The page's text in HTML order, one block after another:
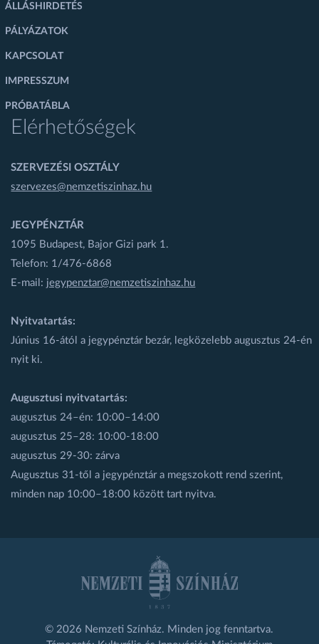
ÁLLÁSHIRDETÉS
PÁLYÁZATOK
KAPCSOLAT
IMPRESSZUM
PRÓBATÁBLA
Elérhetőségek
SZERVEZÉSI OSZTÁLY
szervezes@nemzetiszinhaz.hu
JEGYPÉNZTÁR
1095 Budapest, Bajor Gizi park 1.
Telefon: 1/476-6868
E-mail: jegypenztar@nemzetiszinhaz.hu
Nyitvatartás:
Június 16-ától a jegypénztár bezár, legközelebb augusztus 24-én
nyit ki.
Augusztusi nyitvatartás:
augusztus 24–én: 10:00–14:00
augusztus 25–28: 10:00-18:00
augusztus 29-30: zárva
Augusztus 31-től a jegypénztár a megszokott rend szerint,
minden nap 10:00–18:00 között tart nyitva.
© 2026 Nemzeti Színház. Minden jog fenntartva.